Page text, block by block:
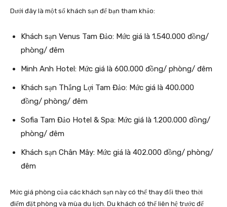
Dưới đây là một số khách sạn để bạn tham khảo:
Khách sạn Venus Tam Đảo: Mức giá là 1.540.000 đồng/
phòng/ đêm
Minh Anh Hotel: Mức giá là 600.000 đồng/ phòng/ đêm
Khách sạn Thắng Lợi Tam Đảo: Mức giá là 400.000
đồng/ phòng/ đêm
Sofia Tam Đảo Hotel & Spa: Mức giá là 1.200.000 đồng/
phòng/ đêm
Khách sạn Chân Mây: Mức giá là 402.000 đồng/ phòng/
đêm
Mức giá phòng của các khách sạn này có thể thay đổi theo thời
điểm đặt phòng và mùa du lịch. Du khách có thể liên hệ trước để